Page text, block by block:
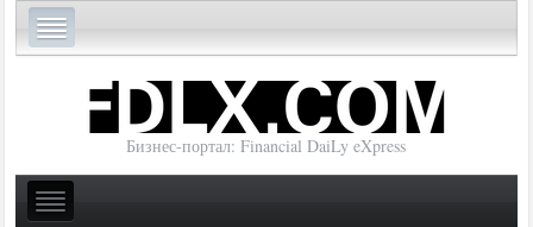
Бизнес-портал: Financial DaiLy eXpress